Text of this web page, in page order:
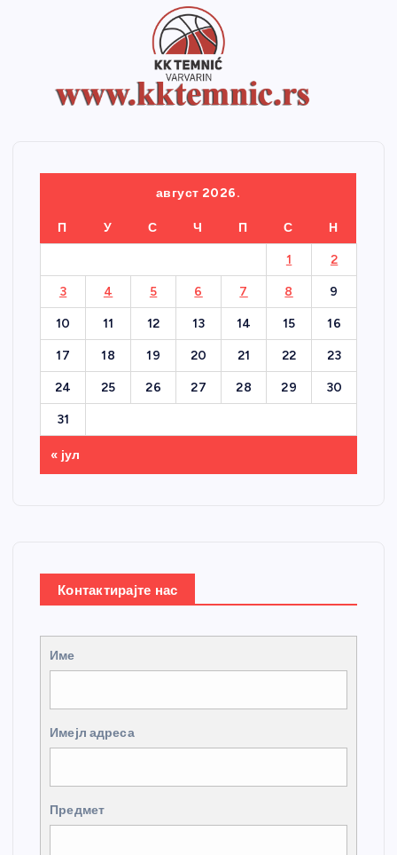
август 2026.
П У С Ч П С Н
1 2
3 4 5 6 7 8 9
10 11 12 13 14 15 16
17 18 19 20 21 22 23
24 25 26 27 28 29 30
31
« јул
Контактирајте нас
Име
Имејл адреса
Предмет